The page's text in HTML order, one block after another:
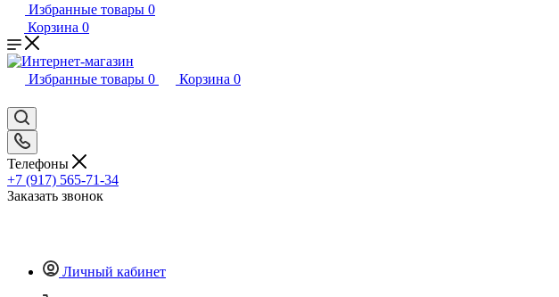
Избранные товары 0
Корзина 0
Избранные товары 0 Корзина 0
Телефоны
+7 (917) 565-71-34
Заказать звонок
Личный кабинет